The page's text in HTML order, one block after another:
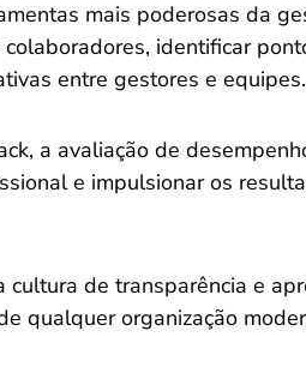
mais poderosas da
identificar
entre gestores e equipes.
a avaliação de
e impulsionar os
de transparência e
qualquer organização